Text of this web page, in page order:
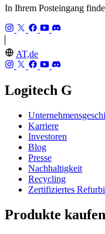
In Ihrem Posteingang
AT,de
Logitech G
Karriere
Investoren
Blog
Presse
Nachhaltigkeit
Recycling
Zertifiziertes
Produkte kaufen